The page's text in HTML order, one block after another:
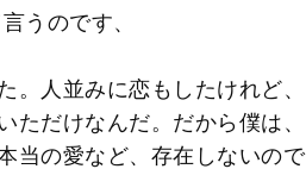
うのです、
。人並みに恋もしたけれど、
ただけなんだ。だから僕は、
当の愛など、存在しないので